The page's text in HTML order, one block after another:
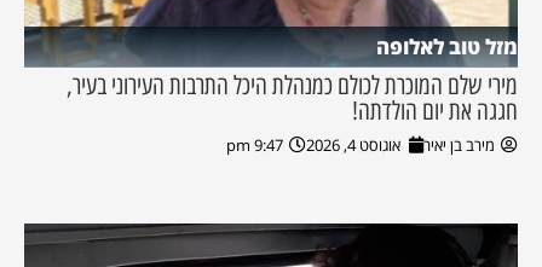
מזל טוב לאלופה
מירי שלם המוכרת לכולם כמנהלת היכל התרבות העירוני בעיר,
חגגה את יום הולדתה!
מירב בן יאיר אוגוסט 4, 2026 9:47 pm